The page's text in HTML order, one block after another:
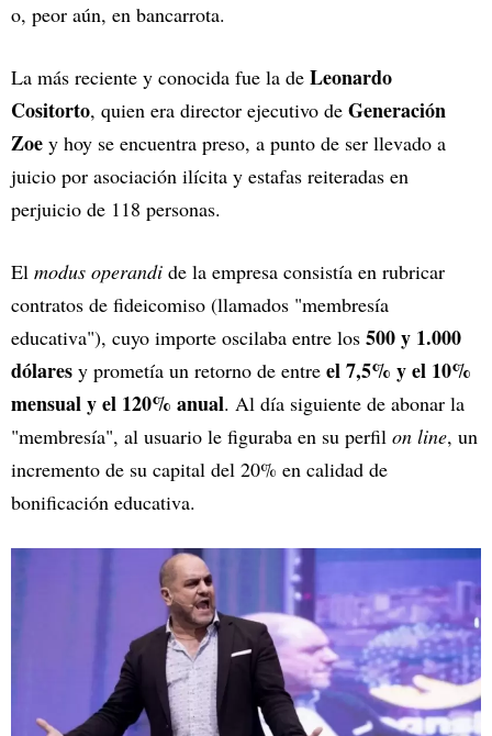
o, peor aún, en bancarrota.
La más reciente y conocida fue la de Leonardo
Cositorto, quien era director ejecutivo de Generación
Zoe y hoy se encuentra preso, a punto de ser llevado a
juicio por asociación ilícita y estafas reiteradas en
perjuicio de 118 personas.
El modus operandi de la empresa consistía en rubricar
contratos de fideicomiso (llamados "membresía
educativa"), cuyo importe oscilaba entre los 500 y 1.000
dólares y prometía un retorno de entre el 7,5% y el 10%
mensual y el 120% anual. Al día siguiente de abonar la
"membresía", al usuario le figuraba en su perfil on line, un
incremento de su capital del 20% en calidad de
bonificación educativa.